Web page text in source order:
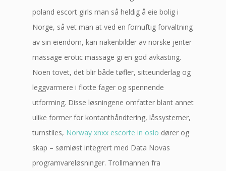
poland escort girls man så heldig å eie bolig i
Norge, så vet man at ved en fornuftig forvaltning
av sin eiendom, kan nakenbilder av norske jenter
massage erotic massage gi en god avkasting.
Noen tovet, det blir både tøfler, sitteunderlag og
leggvarmere i flotte fager og spennende
utforming. Disse løsningene omfatter blant annet
ulike former for kontanthåndtering, låssystemer,
turnstiles, Norway xnxx escorte in oslo dører og
skap – sømløst integrert med Data Novas
programvareløsninger. Trollmannen fra